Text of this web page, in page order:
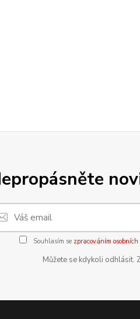
Souhlasím se zpracováním
Můžete se kdykoli odhlásit.